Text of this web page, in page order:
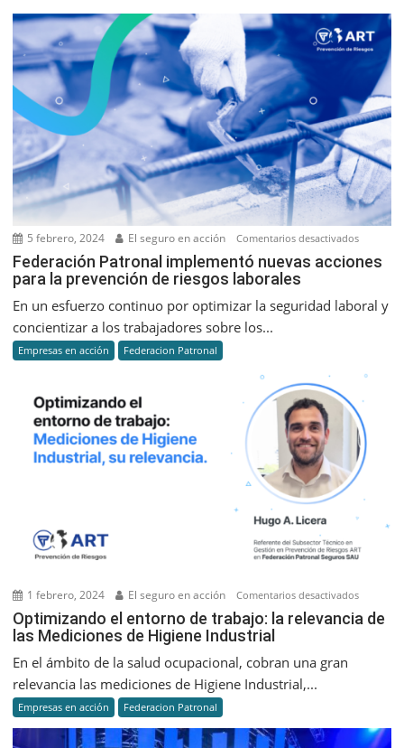
5 febrero, 2024 El seguro en acción Comentarios desactivadosen
nuevas
la
de
riesgos
laborales
Federación Patronal implementó nuevas acciones
para la prevención de riesgos laborales
En un esfuerzo continuo por optimizar la seguridad laboral y
concientizar a los trabajadores sobre los...
Empresas en acción Federacion Patronal
1 febrero, 2024 El seguro en acción Comentarios desactivadosen
Optimizando el entorno de trabajo: la relevancia de
las Mediciones de Higiene Industrial
En el ámbito de la salud ocupacional, cobran una gran
relevancia las mediciones de Higiene Industrial,...
Empresas en acción Federacion Patronal